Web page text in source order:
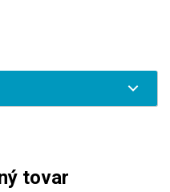
tovar